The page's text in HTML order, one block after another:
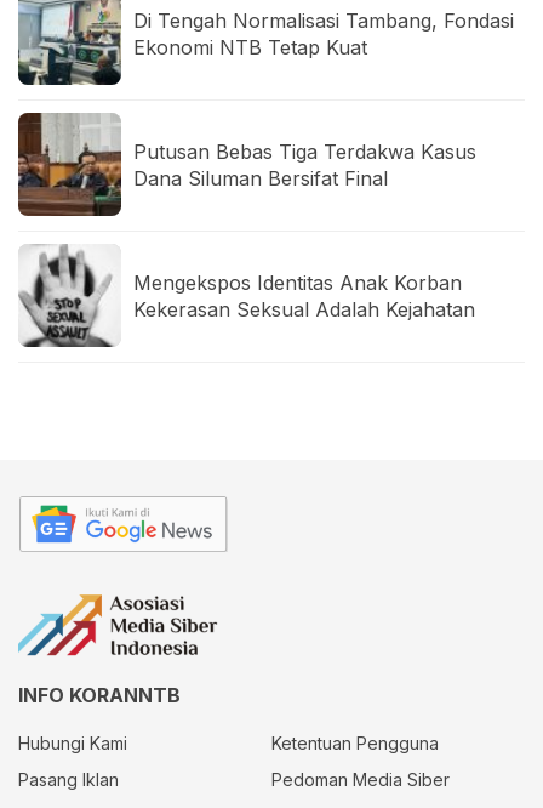
Di Tengah Normalisasi Tambang, Fondasi
Ekonomi NTB Tetap Kuat
Putusan Bebas Tiga Terdakwa Kasus
Dana Siluman Bersifat Final
Mengekspos Identitas Anak Korban
Kekerasan Seksual Adalah Kejahatan
INFO KORANNTB
Hubungi Kami
Ketentuan Pengguna
Pasang Iklan
Pedoman Media Siber